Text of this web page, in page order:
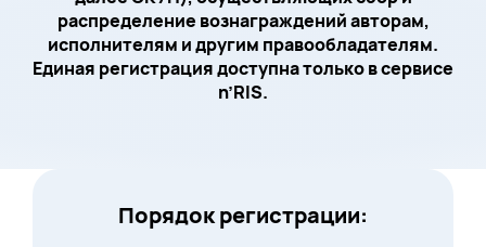
распределение вознаграждений авторам,
исполнителям и другим правообладателям.
Единая регистрация доступна только в сервисе
n’RIS.
Порядок регистрации: